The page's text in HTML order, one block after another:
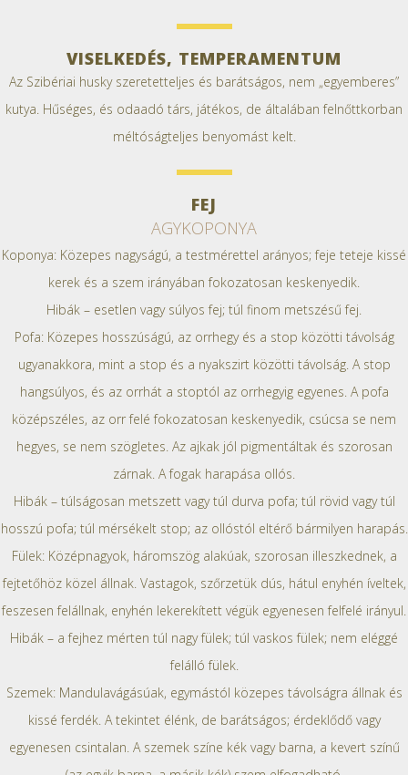
VISELKEDÉS, TEMPERAMENTUM
Az Szibériai husky szeretetteljes és barátságos, nem „egyemberes”
kutya. Hűséges, és odaadó társ, játékos, de általában felnőttkorban
méltóságteljes benyomást kelt.
FEJ
AGYKOPONYA
Koponya: Közepes nagyságú, a testmérettel arányos; feje teteje kissé
kerek és a szem irányában fokozatosan keskenyedik.
Hibák – esetlen vagy súlyos fej; túl finom metszésű fej.
Pofa: Közepes hosszúságú, az orrhegy és a stop közötti távolság
ugyanakkora, mint a stop és a nyakszirt közötti távolság. A stop
hangsúlyos, és az orrhát a stoptól az orrhegyig egyenes. A pofa
középszéles, az orr felé fokozatosan keskenyedik, csúcsa se nem
hegyes, se nem szögletes. Az ajkak jól pigmentáltak és szorosan
zárnak. A fogak harapása ollós.
Hibák – túlságosan metszett vagy túl durva pofa; túl rövid vagy túl
hosszú pofa; túl mérsékelt stop; az ollóstól eltérő bármilyen harapás.
Fülek: Középnagyok, háromszög alakúak, szorosan illeszkednek, a
fejtetőhöz közel állnak. Vastagok, szőrzetük dús, hátul enyhén íveltek,
feszesen felállnak, enyhén lekerekített végük egyenesen felfelé irányul.
Hibák – a fejhez mérten túl nagy fülek; túl vaskos fülek; nem eléggé
felálló fülek.
Szemek: Mandulavágásúak, egymástól közepes távolságra állnak és
kissé ferdék. A tekintet élénk, de barátságos; érdeklődő vagy
egyenesen csintalan. A szemek színe kék vagy barna, a kevert színű